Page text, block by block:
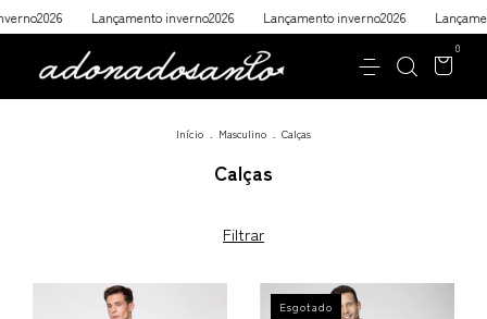
Lançamento inverno2026 Lançamento inverno2026
0
Início . Masculino . Calças
Calças
Filtrar
Esgotado